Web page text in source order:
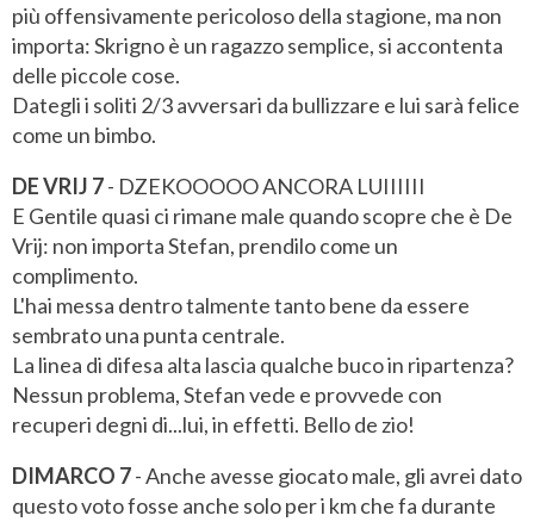
più offensivamente pericoloso della stagione, ma non
importa: Skrigno è un ragazzo semplice, si accontenta
delle piccole cose.
Dategli i soliti 2/3 avversari da bullizzare e lui sarà felice
come un bimbo.
DE VRIJ 7- DZEKOOOOO ANCORA LUIIIIII
E Gentile quasi ci rimane male quando scopre che è De
Vrij: non importa Stefan, prendilo come un
complimento.
L'hai messa dentro talmente tanto bene da essere
sembrato una punta centrale.
La linea di difesa alta lascia qualche buco in ripartenza?
Nessun problema, Stefan vede e provvede con
recuperi degni di...lui, in effetti. Bello de zio!
DIMARCO 7- Anche avesse giocato male, gli avrei dato
questo voto fosse anche solo per i km che fa durante